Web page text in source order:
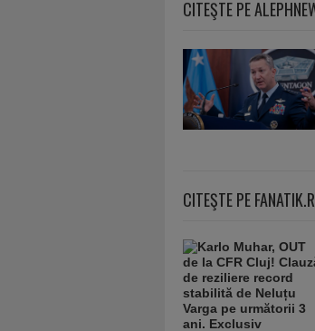
CITEŞTE PE
CITEŞTE PE